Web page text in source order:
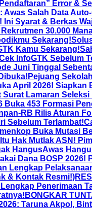
Error &
Awas Salah Data
Ini Syarat & Berkas
Rekrutmen 30.000
Sekarang!
Kamu Sekarang!
InfoGTK Sebelum
Juni Tinggal
Pejuang
April 2026! Siapkan
Surat Lamaran
453 Formasi
RB Rilis Aturan
Sebelum Terlambat!
Buka Mutasi
Hak Mutlak ASN!
HangusAwas
Dana BOSP 2026!
Lengkap
& Kontak Resmi!)
Penerimaan
BONGKAR
Taruna Akpol,